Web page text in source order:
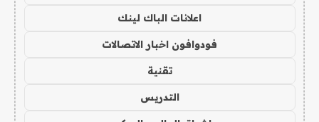
اعلانات الباك لينك
فودوافون اخبار الاتصالات
تقنية
التدريس